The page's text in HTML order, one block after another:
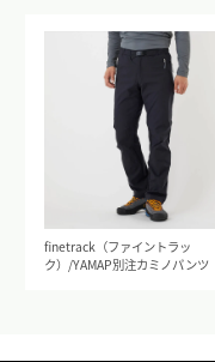
finetrack（ファイントラッ
ク）/YAMAP別注カミノパンツ